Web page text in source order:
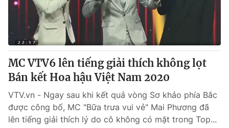
MC VTV6 lên tiếng giải thích không lọt
Bán kết Hoa hậu Việt Nam 2020
VTV.vn - Ngay sau khi kết quả vòng Sơ khảo phía Bắc
được công bố, MC "Bữa trưa vui vẻ" Mai Phương đã
lên tiếng giải thích lý do cô không có mặt trong Top...